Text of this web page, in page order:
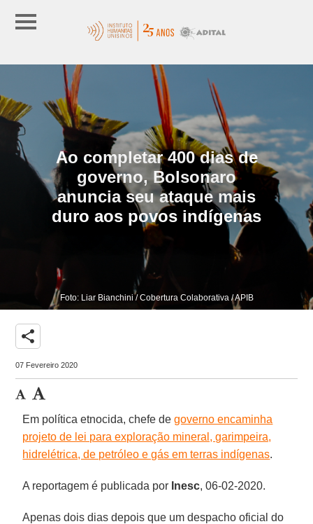
Ao completar 400 dias de
governo, Bolsonaro
anuncia seu ataque mais
duro aos povos indígenas
Foto: Liar Bianchini / Cobertura Colaborativa / APIB
share
07 Fevereiro 2020
Em política etnocida, chefe degoverno encaminha
projeto de lei para exploração mineral, garimpeira,
hidrelétrica, de petróleo e gás em terras indígenas.
A reportagem é publicada por Inesc, 06-02-2020.
Apenas dois dias depois que um despacho oficial do